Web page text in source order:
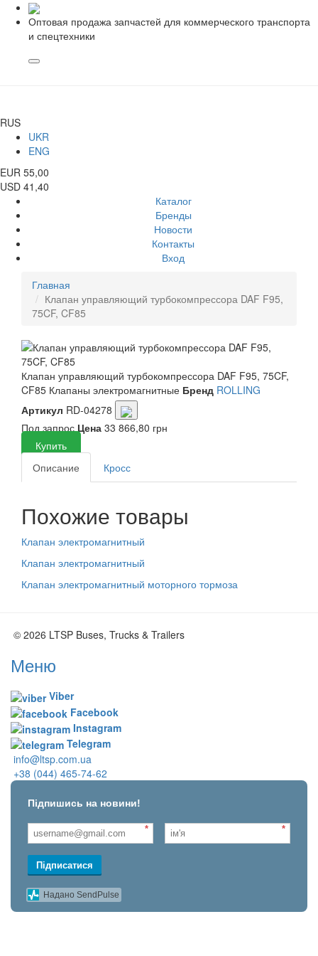
Оптовая продажа запчастей для коммерческого транспорта
и спецтехники
RUS
UKR
ENG
EUR 55,00
USD 41,40
Каталог
Бренды
Новости
Контакты
Вход
Главная
Клапан управляющий турбокомпрессора DAF F95,
75CF, CF85
Клапан управляющий турбокомпрессора DAF F95, 75CF,
CF85 Клапаны электромагнитные Бренд ROLLING
Артикул RD-04278
Под запросЦена 33 866,80 грн
Купить
Описание
Кросс
Похожие товары
Клапан электромагнитный
Клапан электромагнитный
Клапан электромагнитный моторного тормоза
© 2026 LTSP Buses, Trucks & Trailers
Меню
Viber
Facebook
Instagram
Telegram
info@ltsp.com.ua
+38 (044) 465-74-62
Підпишись на новини!
* *
Підписатися
Надано SendPulse